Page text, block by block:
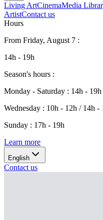
Living ArtCinemaMedia
ArtistContact us
Hours
From Friday, August 7 :
14h - 19h
Season's hours :
Monday - Saturday : 14h - 19h
Wednesday : 10h - 12h / 14h -
Sunday : 17h - 19h
Learn more
English
Contact us